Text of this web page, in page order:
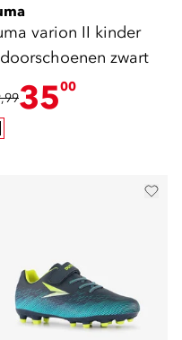
varion II kinder
zwart
3500